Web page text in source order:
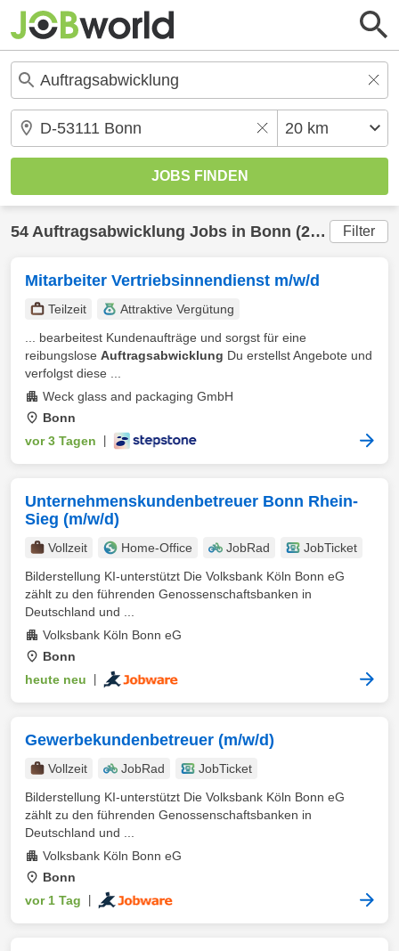
54 Auftragsabwicklung Jobs in Bonn (20 km) gefunden Filter
Mitarbeiter Vertriebsinnendienst m/w/d
Teilzeit
Attraktive Vergütung
... bearbeitest Kundenaufträge und sorgst für eine
reibungslose Auftragsabwicklung Du erstellst Angebote und
verfolgst diese ...
Weck glass and packaging GmbH
Bonn
vor 3 Tagen
Unternehmenskundenbetreuer Bonn Rhein-
Sieg (m/w/d)
Vollzeit Home-Office JobRad
JobTicket
Bilderstellung KI-unterstützt Die Volksbank Köln Bonn eG
zählt zu den führenden Genossenschaftsbanken in
Deutschland und ...
Volksbank Köln Bonn eG
Bonn
heute neu
Gewerbekundenbetreuer (m/w/d)
Vollzeit JobRad
JobTicket
Bilderstellung KI-unterstützt Die Volksbank Köln Bonn eG
zählt zu den führenden Genossenschaftsbanken in
Deutschland und ...
Volksbank Köln Bonn eG
Bonn
vor 1 Tag